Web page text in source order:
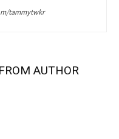
tammytwkr
AUTHOR